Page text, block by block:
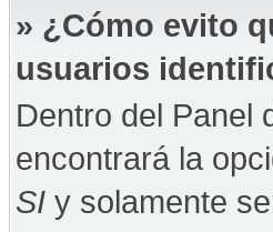
» ¿Cómo evito
usuarios
Dentro del Panel
encontrará la
SI y solamente